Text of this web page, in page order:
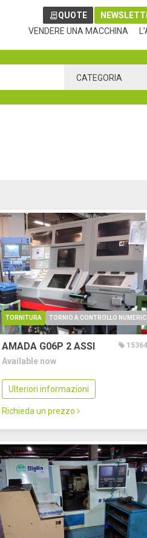
QUOTE
VENDERE UNA MACCHINA
CATEGORIA
TORNITURA TORNIO A CONTROLLO
AMADA G06P 2 ASSI 15364
Available now
Ulteriori informazioni
Richieda un prezzo